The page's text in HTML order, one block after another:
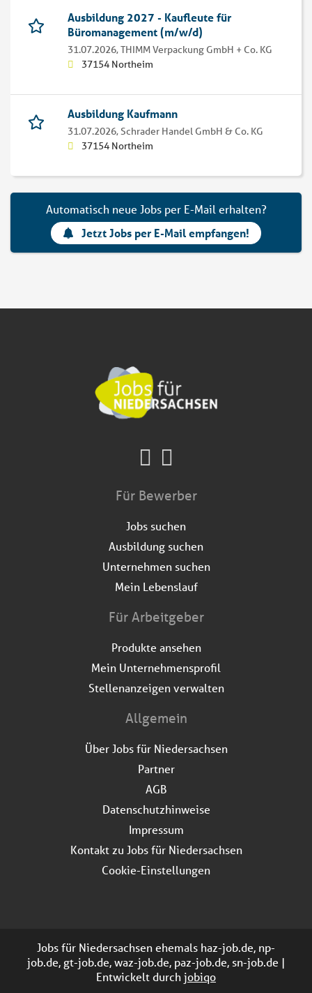
Ausbildung 2027 - Kaufleute für
Büromanagement (m/w/d)
31.07.2026,THIMM Verpackung GmbH + Co. KG
37154 Northeim
Ausbildung Kaufmann
31.07.2026,Schrader Handel GmbH & Co. KG
37154 Northeim
Automatisch neue Jobs per E-Mail erhalten?
Jetzt Jobs per E-Mail empfangen!
Für Bewerber
Jobs suchen
Ausbildung suchen
Unternehmen suchen
Mein Lebenslauf
Für Arbeitgeber
Produkte ansehen
Mein Unternehmensprofil
Stellenanzeigen verwalten
Allgemein
Über Jobs für Niedersachsen
Partner
AGB
Datenschutzhinweise
Impressum
Kontakt zu Jobs für Niedersachsen
Cookie-Einstellungen
Jobs für Niedersachsen ehemals haz-job.de, np-
job.de, gt-job.de, waz-job.de, paz-job.de, sn-job.de |
Entwickelt durchjobiqo